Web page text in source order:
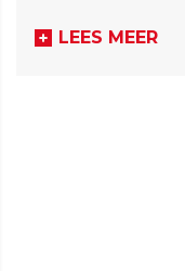
LEES MEER